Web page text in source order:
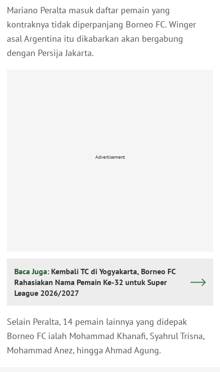
Mariano Peralta masuk daftar pemain yang
kontraknya tidak diperpanjang Borneo FC. Winger
asal Argentina itu dikabarkan akan bergabung
dengan Persija Jakarta.
Advertisement
Baca Juga: Kembali TC di Yogyakarta, Borneo FC
Rahasiakan Nama Pemain Ke-32 untuk Super
League 2026/2027
Selain Peralta, 14 pemain lainnya yang didepak
Borneo FC ialah Mohammad Khanafi, Syahrul Trisna,
Mohammad Anez, hingga Ahmad Agung.